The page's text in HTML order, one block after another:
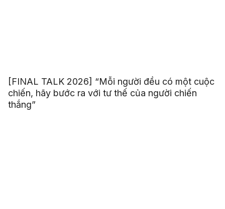
[FINAL TALK 2026] “Mỗi người đều có một cuộc
chiến, hãy bước ra với tư thế của người chiến
thắng”